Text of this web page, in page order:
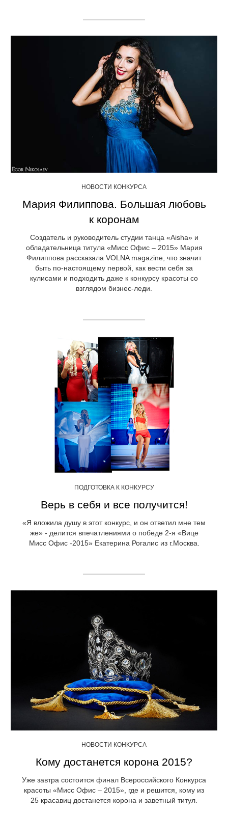
НОВОСТИ КОНКУРСА
Мария Филиппова. Большая любовь
к коронам
Создатель и руководитель студии танца «Aisha» и
обладательница титула «Мисс Офис – 2015» Мария
Филиппова рассказала VOLNA magazine, что значит
быть по-настоящему первой, как вести себя за
кулисами и подходить даже к конкурсу красоты со
взглядом бизнес-леди.
ПОДГОТОВКА К КОНКУРСУ
Верь в себя и все получится!
«Я вложила душу в этот конкурс, и он ответил мне тем
же» - делится впечатлениями о победе 2-я «Вице
Мисс Офис -2015» Екатерина Рогалис из г.Москва.
НОВОСТИ КОНКУРСА
Кому достанется корона 2015?
Уже завтра состоится финал Всероссийского Конкурса
красоты «Мисс Офис – 2015», где и решится, кому из
25 красавиц достанется корона и заветный титул.